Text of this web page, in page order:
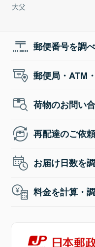
大父
郵便番号を調
郵便局・ATM
荷物のお問い
再配達のご依
お届け日数を
料金を計算・